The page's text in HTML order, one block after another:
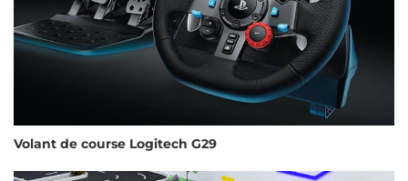
Volant de course Logitech G29